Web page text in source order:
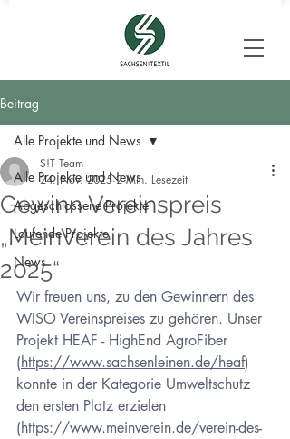
Beitrag
Alle Projekte und News
Abgeschlossene Projekte
Laufende Projekte
News
Alle Projekte und News
Gewinn Vereinspreis
„MeinVerein des Jahres
2025“
S!T Team
24. Nov. 2025 2 Min. Lesezeit
Wir freuen uns, zu den Gewinnern des
WISO Vereinspreises zu gehören. Unser
Projekt HEAF - HighEnd AgroFiber
(https://www.sachsenleinen.de/heaf)
konnte in der Kategorie Umweltschutz
den ersten Platz erzielen
(https://www.meinverein.de/verein-des-